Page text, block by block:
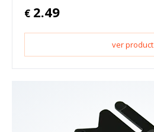
€ 2.49
ver product